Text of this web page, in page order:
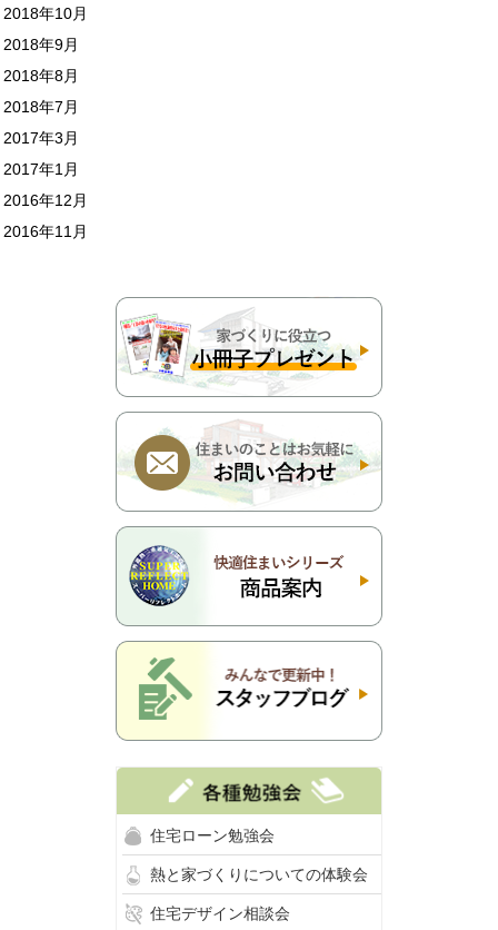
2018年10月
2018年9月
2018年8月
2018年7月
2017年3月
2017年1月
2016年12月
2016年11月
住宅ローン勉強会
熱と家づくりについての体験会
住宅デザイン相談会